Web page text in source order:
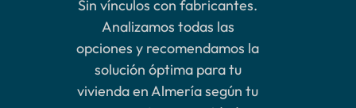
Sin vínculos con fabricantes.
Analizamos todas las
opciones y recomendamos la
solución óptima para tu
vivienda en Almería según tu